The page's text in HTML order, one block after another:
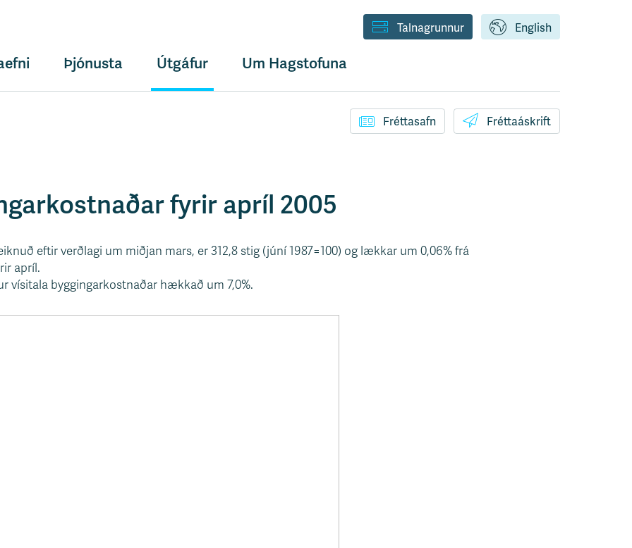
English
Talnagrunnur
Þjónusta Útgáfur Um Hagstofuna
Fréttasafn Fréttaáskrift
fyrir apríl 2005
eftir verðlagi um miðjan mars, er 312,8 stig (júní 1987=100) og lækkar um 0,06% frá
apríl.
byggingarkostnaðar hækkað um 7,0%.